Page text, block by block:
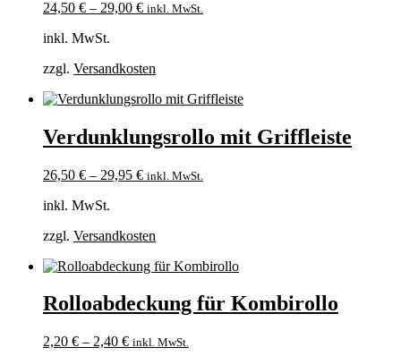
24,50 € – 29,00 € inkl. MwSt.
inkl. MwSt.
zzgl. Versandkosten
Verdunklungsrollo mit Griffleiste
26,50 € – 29,95 € inkl. MwSt.
inkl. MwSt.
zzgl. Versandkosten
Rolloabdeckung für Kombirollo
2,20 € – 2,40 € inkl. MwSt.